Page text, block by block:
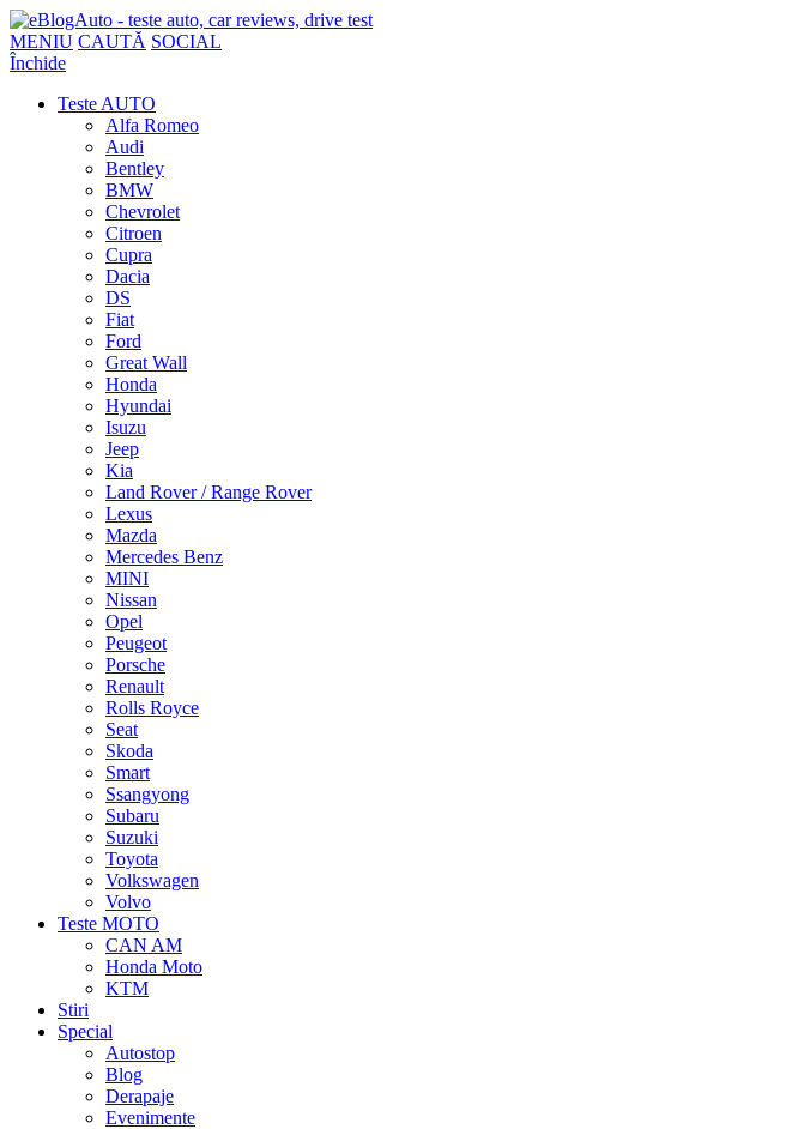
MENIU CAUTĂ SOCIAL
Închide
Teste AUTO
Alfa Romeo
Audi
Bentley
BMW
Chevrolet
Citroen
Cupra
Dacia
DS
Fiat
Ford
Great Wall
Honda
Hyundai
Isuzu
Jeep
Kia
Land Rover / Range Rover
Lexus
Mazda
Mercedes Benz
MINI
Nissan
Opel
Peugeot
Porsche
Renault
Rolls Royce
Seat
Skoda
Smart
Ssangyong
Subaru
Suzuki
Toyota
Volkswagen
Volvo
Teste MOTO
CAN AM
Honda Moto
KTM
Stiri
Special
Autostop
Blog
Derapaje
Evenimente